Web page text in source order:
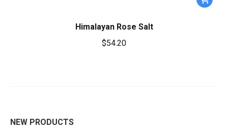
Himalayan Rose Salt
$54.20
NEW PRODUCTS